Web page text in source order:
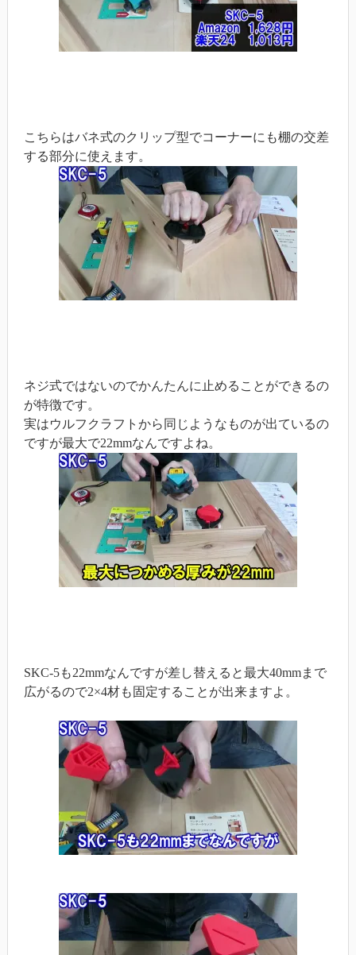
こちらはバネ式のクリップ型でコーナーにも棚の交差
する部分に使えます。
ネジ式ではないのでかんたんに止めることができるの
が特徴です。
実はウルフクラフトから同じようなものが出ているの
ですが最大で22mmなんですよね。
SKC-5も22mmなんですが差し替えると最大40mmまで
広がるので2×4材も固定することが出来ますよ。